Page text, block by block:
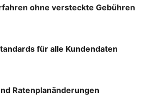
ohne versteckte Gebühren
für alle Kundendaten
Ratenplanänderungen